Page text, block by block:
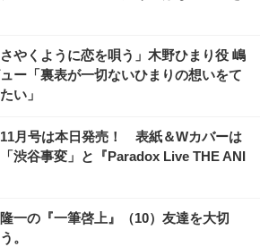
やくように恋を唄う」木野ひまり役 嶋
ー「裏表が一切ないひまりの想いをて
い」
月号は本日発売！ 表紙＆Wカバーは
「渋谷事変」と『Paradox Live THE ANI
隆一の『一筆啓上』（10）友達を大切
。